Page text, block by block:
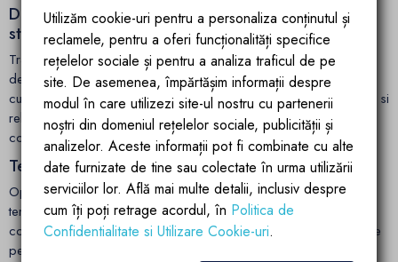
Decoratiuni craciun interior care inspira confort si
stil
Transforma spatiul tau intr-un colt de poveste cu ajutorul unor
decoratiuni craciun interior alese cu grija. Combina texturi fine,
culori calde si lumini blande pentru a obtine o atmosfera placuta si
relaxanta. Fiecare decor te ajuta sa creezi o experienta vizuala
completa, in care rafinamentul si emotia se imbina natural.
Tendinte si inspiratie pentru un decor festiv unic
Opteaza pentru decoratiuni craciun inspirate din cele mai noi
tendinte de design si adauga un strop de originalitate in fiecare
colt al casei. Poti combina elemente moderne cu cele traditionale
pentru a obtine un echilibru perfect intre eleganta si simplitate.
Utilizăm cookie-uri pentru a personaliza conținutul și
reclamele, pentru a oferi funcționalități specifice
rețelelor sociale și pentru a analiza traficul de pe
site. De asemenea, împărtășim informații despre
modul în care utilizezi site-ul nostru cu partenerii
noștri din domeniul rețelelor sociale, publicității și
analizelor. Aceste informații pot fi combinate cu alte
date furnizate de tine sau colectate în urma utilizării
serviciilor lor. Află mai multe detalii, inclusiv despre
cum îți poți retrage acordul, în Politica de
Confidentialitate si Utilizare Cookie-uri.